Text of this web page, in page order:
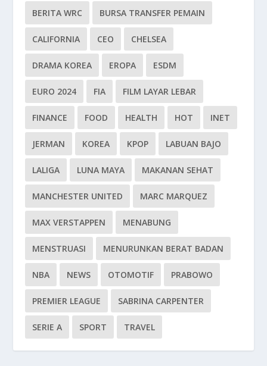
BERITA WRC BURSA TRANSFER PEMAIN
CALIFORNIA CEO CHELSEA
DRAMA KOREA EROPA ESDM
EURO 2024 FIA FILM LAYAR LEBAR
FINANCE FOOD HEALTH HOT INET
JERMAN KOREA KPOP LABUAN BAJO
LALIGA LUNA MAYA MAKANAN SEHAT
MANCHESTER UNITED MARC MARQUEZ
MAX VERSTAPPEN MENABUNG
MENSTRUASI MENURUNKAN BERAT BADAN
NBA NEWS OTOMOTIF PRABOWO
PREMIER LEAGUE SABRINA CARPENTER
SERIE A SPORT TRAVEL